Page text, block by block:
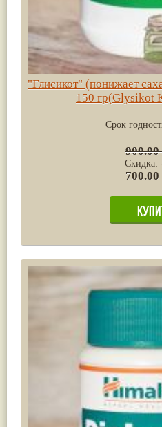
"Глисикот" (понижает
150 гр(Glysikot
Срок
900.00
Скидка:
700.00